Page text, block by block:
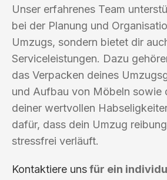
Unser erfahrenes Team
bei der Planung und
Umzugs, sondern bietet dir
Serviceleistungen. Dazu
das Verpacken deines
und Aufbau von Möbeln sowie
deiner wertvollen
dafür, dass dein Umzug
stressfrei verläuft.
Kontaktiere unsfür ein